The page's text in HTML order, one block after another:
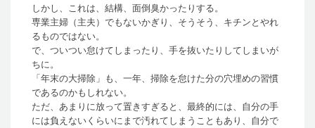
しかし、これは、結構、面倒臭かったりする。
専業主婦（主夫）でもないかぎり、そうそう、キチンとやれ
るものではない。
で、ついつい怠けてしまったり、手を抜いたりしてしまいが
ちに。
「年末の大掃除」も、一年、掃除を怠けた分の穴埋めの習慣
であるのかもしれない。
ただ、あまりに放って置きすぎると、最終的には、自分の手
には負えないくらいにまで汚れてしまうこともあり、自分で